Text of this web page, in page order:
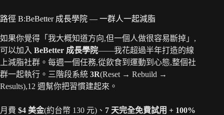
路徑 B:BeBetter 成長學院 — 一群人一起減脂
如果你覺得「我大概知道方向,但一個人做很容易斷掉」,
可以加入 BeBetter 成長學院——我花超過半年打造的線
上減脂社群。每週一個任務,從飲食到運動到心態,整個社
群一起執行。三階段系統 3R(Reset → Rebuild →
Results),12 週幫你把習慣建起來。
月費 $4 美金(約台幣 130 元)、 7 天完全免費試用 + 100%